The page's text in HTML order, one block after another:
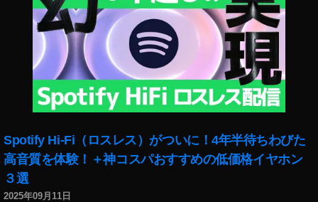
Spotify Hi-Fi（ロスレス）がついに！4年半待ちわびた
高音質を体験！＋神コスパおすすめの低価格イヤホン
３選
2025年09月11日